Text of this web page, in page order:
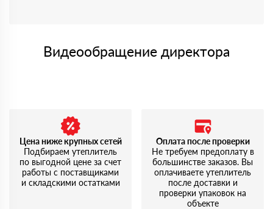
Видеообращение директора
Цена ниже крупных сетей
Подбираем утеплитель
по выгодной цене за счет
работы с поставщиками
и складскими остатками
Оплата после проверки
Не требуем предоплату в
большинстве заказов. Вы
оплачиваете утеплитель
после доставки и
проверки упаковок на
объекте